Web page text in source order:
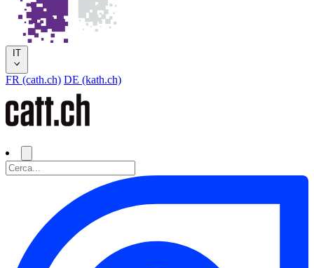
IT
FR (cath.ch) DE (kath.ch)